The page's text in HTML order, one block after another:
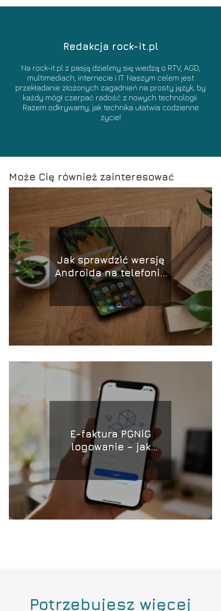
Redakcja rock-it.pl
Na rock-it.pl z pasją dzielimy się wiedzą o RTV, AGD,
multimediach, internecie i IT. Naszym celem jest
przekładanie złożonych zagadnień na prosty język, by
każdy mógł czerpać radość z nowych technologii.
Razem odkrywamy, jak technika ułatwia codzienne
życie!
Może Cię również zainteresować
Jak sprawdzić wersję
Androida na telefonie
Huawei?
E-faktura PGNiG
logowanie – jak
uzyskać dostęp do
panelu?
Potrzebujesz więcej